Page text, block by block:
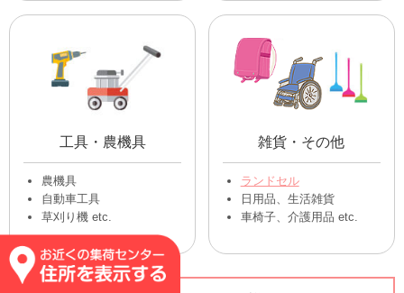
工具・農機具
農機具
自動車工具
草刈り機 etc.
雑貨・その他
ランドセル
日用品、生活雑貨
車椅子、介護用品 etc.